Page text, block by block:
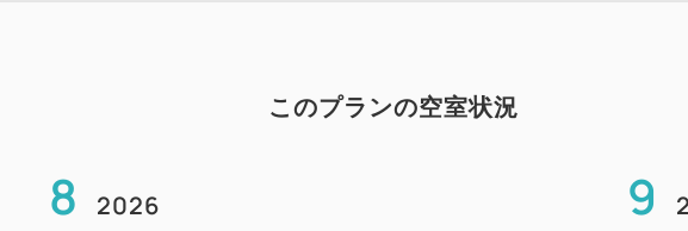
このプランの空室状況
8 2026 9